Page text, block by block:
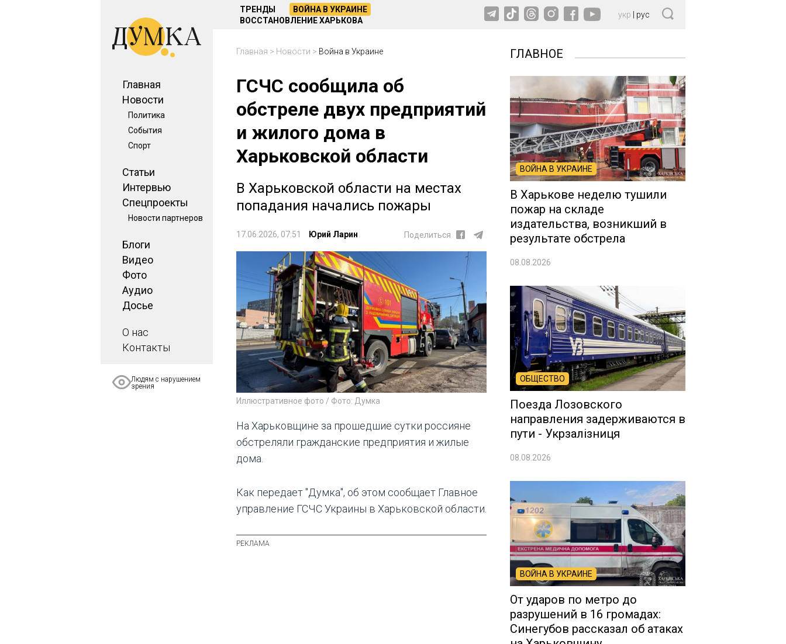
Главная
Новости
Политика
События
Спорт
Статьи
Интервью
Спецпроекты
Новости партнеров
Блоги
Видео
Фото
Аудио
Досье
О нас
Контакты
Людям с нарушением
зрения
ТРЕНДЫ
ВОЙНА В УКРАИНЕ
ВОССТАНОВЛЕНИЕ ХАРЬКОВА
укр рус
Главная > Новости > Война в Украине
ГСЧС сообщила об
обстреле двух предприятий
и жилого дома в
Харьковской области
В Харьковской области на местах
попадания начались пожары
17.06.2026, 07:51 Юрий Ларин Поделиться
Иллюстративное фото / Фото: Думка
На Харьковщине за прошедшие сутки россияне
обстреляли гражданские предприятия и жилые
дома.
Как передает "Думка", об этом сообщает Главное
управление ГСЧС Украины в Харьковской области.
ГЛАВНОЕ
ВОЙНА В УКРАИНЕ
В Харькове неделю тушили
пожар на складе
издательства, возникший в
результате обстрела
08.08.2026
ОБЩЕСТВО
Поезда Лозовского
направления задерживаются в
пути - Укрзалізниця
08.08.2026
ВОЙНА В УКРАИНЕ
От ударов по метро до
разрушений в 16 громадах:
Синегубов рассказал об атаках